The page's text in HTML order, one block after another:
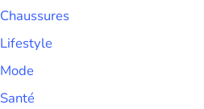
Chaussures
Lifestyle
Mode
Santé